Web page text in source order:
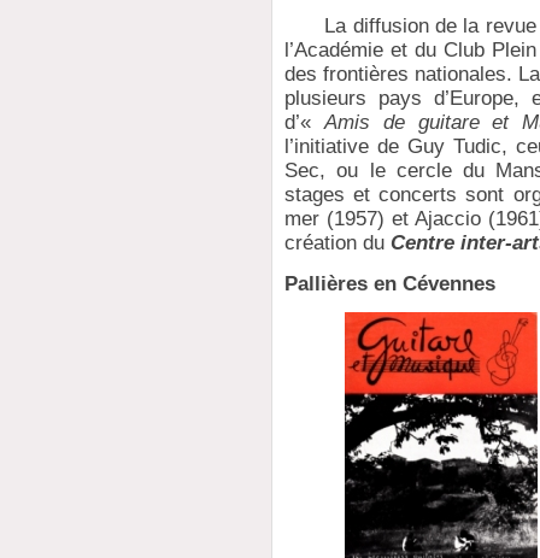
La diffusion de la revue
l’Académie et du Club
des frontières nationales.
plusieurs pays
d’«Amis de guitare et
l’initiative de Guy Tudic,
Sec, ou le cercle du
stages et concerts sont
mer (1957) et Ajaccio
création duCentre inter-
Pallières en Cévennes